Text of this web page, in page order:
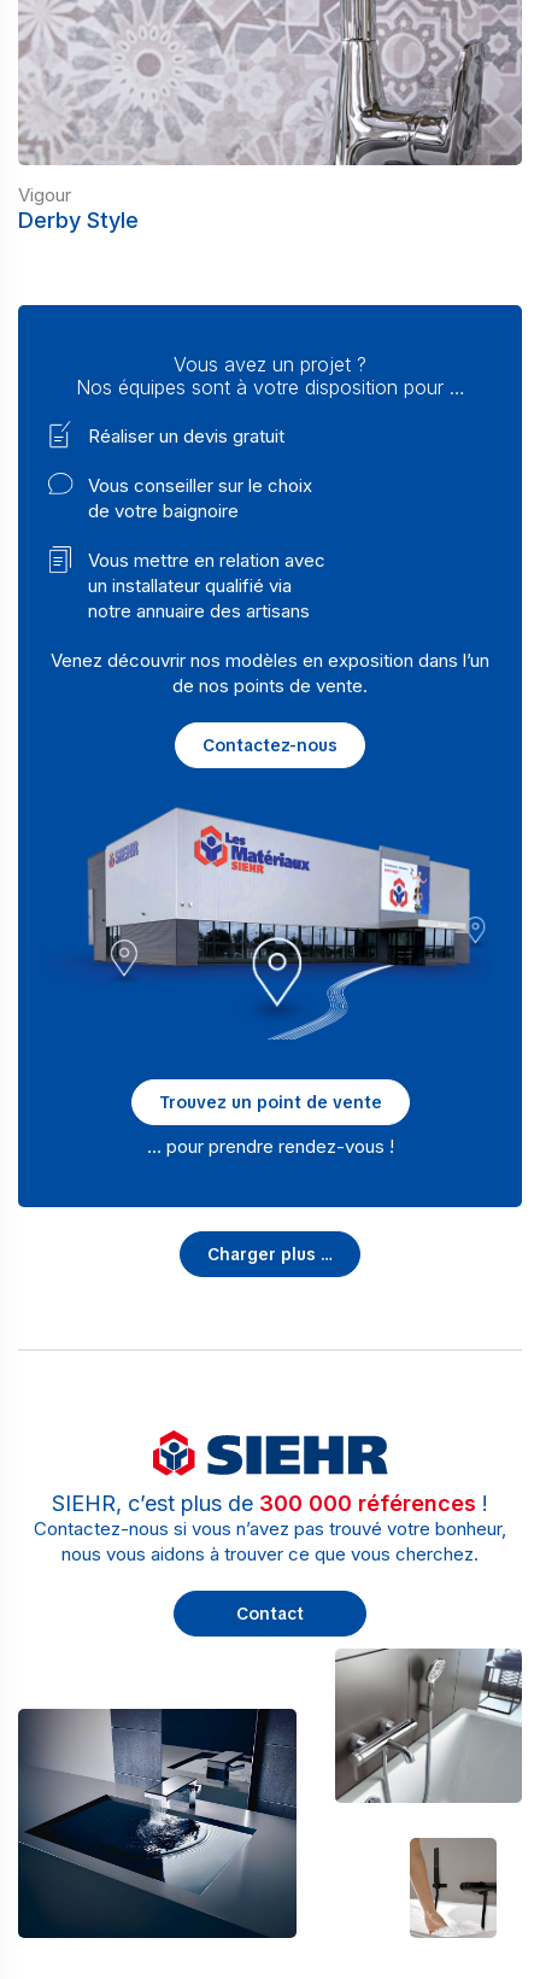
Vigour
Derby Style
Vous avez un projet ?
Nos équipes sont à votre disposition pour …
Réaliser un devis gratuit
Vous conseiller sur le choix
de votre baignoire
Vous mettre en relation avec
un installateur qualifié via
notre annuaire des artisans
Venez découvrir nos modèles en exposition dans l’un
de nos points de vente.
Contactez-nous
Trouvez un point de vente
… pour prendre rendez-vous !
Charger plus …
SIEHR, c’est plus de 300 000 références !
Contactez-nous si vous n’avez pas trouvé votre bonheur,
nous vous aidons à trouver ce que vous cherchez.
Contact